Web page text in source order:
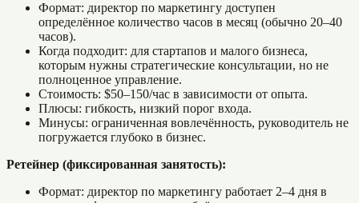
Формат: директор по маркетингу доступен
определённое количество часов в месяц (обычно 20–40
часов).
Когда подходит: для стартапов и малого бизнеса,
которым нужны стратегические консультации, но не
полноценное управление.
Стоимость: $50–150/час в зависимости от опыта.
Плюсы: гибкость, низкий порог входа.
Минусы: ограниченная вовлечённость, руководитель не
погружается глубоко в бизнес.
Ретейнер (фиксированная занятость):
Формат: директор по маркетингу работает 2–4 дня в